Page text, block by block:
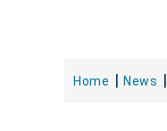
Home News